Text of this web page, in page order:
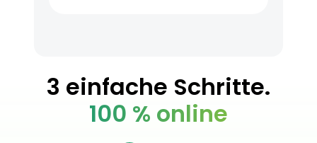
3 einfache Schritte.
100 % online